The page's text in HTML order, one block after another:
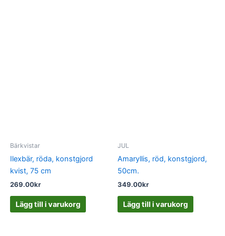
Bärkvistar
Ilexbär, röda, konstgjord
kvist, 75 cm
269.00kr
Lägg till i varukorg
JUL
Amaryllis, röd, konstgjord,
50cm.
349.00kr
Lägg till i varukorg